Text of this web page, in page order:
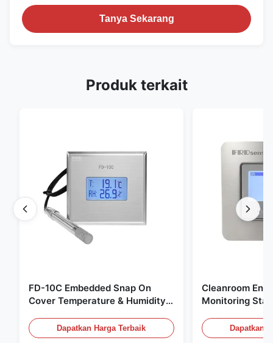
Tanya Sekarang
Produk terkait
FD-10C Embedded Snap On
Cover Temperature & Humidity
MonitorDapatkan Harga Terbaik
Cleanroom
Monitoring
20mA/RS485
Deteksi Asap
Dapatkan